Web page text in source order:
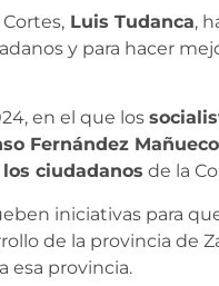
Luis Tudanca,
y para hacer
en el que los
Fernández Mañueco
ciudadanos de la
iniciativas para
de la provincia de
esa provincia.